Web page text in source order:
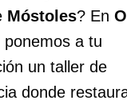
Móstoles? En
ponemos a tu
un taller de
donde